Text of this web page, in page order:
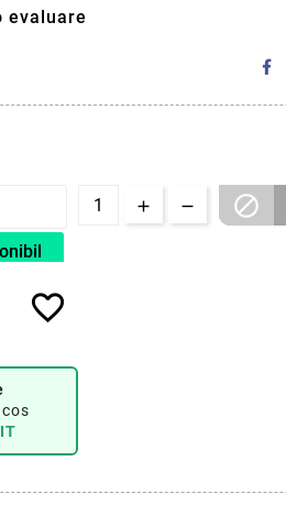
evaluare
favorite_border
